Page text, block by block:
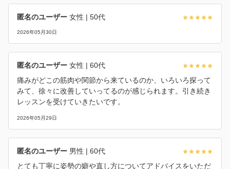
匿名のユーザー 女性 | 50代
2026年05月30日
匿名のユーザー 女性 | 60代
痛みがどこの筋肉や関節から来ているのか、いろいろ探って
みて、徐々に改善していってるのが感じられます。引き続き
レッスンを受けていきたいです。
2026年05月29日
匿名のユーザー 男性 | 60代
とても丁寧に姿勢の癖や直し方についてアドバイスをいただ